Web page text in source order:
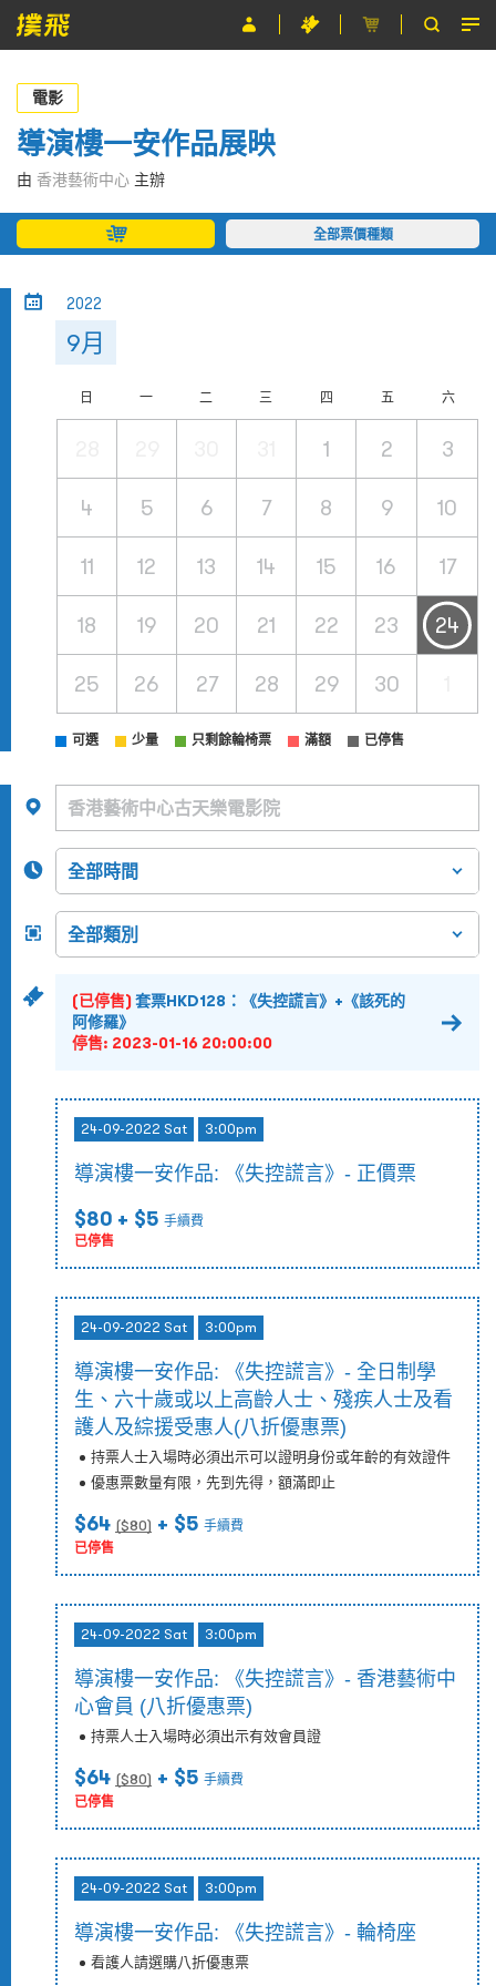
節目
主辦單位
關於撲飛
條款及細則
電影
導演樓一安作品展映
由 香港藝術中心 主辦
全部票價種類
2022
9月
日 一 二 三 四 五 六
1 2 3
4 5 6 7 8 9 10
11 12 13 14 15 16 17
18 19 20 21 22 23 24
25 26 27 28 29 30
可選 少量 只剩餘輪椅票 滿額 已停售
(已停售)套票HKD128：《失控謊言》+《該死的
阿修羅》
停售: 2023-01-16 20:00:00
24-09-2022 Sat 3:00pm
導演樓一安作品: 《失控謊言》- 正價票
$80 + $5 手續費
已停售
24-09-2022 Sat 3:00pm
導演樓一安作品: 《失控謊言》- 全日制學
生、六十歲或以上高齡人士、殘疾人士及看
護人及綜援受惠人(八折優惠票)
持票人士入場時必須出示可以證明身份或年齡的有效證件
優惠票數量有限，先到先得，額滿即止
$64 ($80) + $5 手續費
已停售
24-09-2022 Sat 3:00pm
導演樓一安作品: 《失控謊言》- 香港藝術中
心會員 (八折優惠票)
持票人士入場時必須出示有效會員證
$64 ($80) + $5 手續費
已停售
24-09-2022 Sat 3:00pm
導演樓一安作品: 《失控謊言》- 輪椅座
看護人請選購八折優惠票